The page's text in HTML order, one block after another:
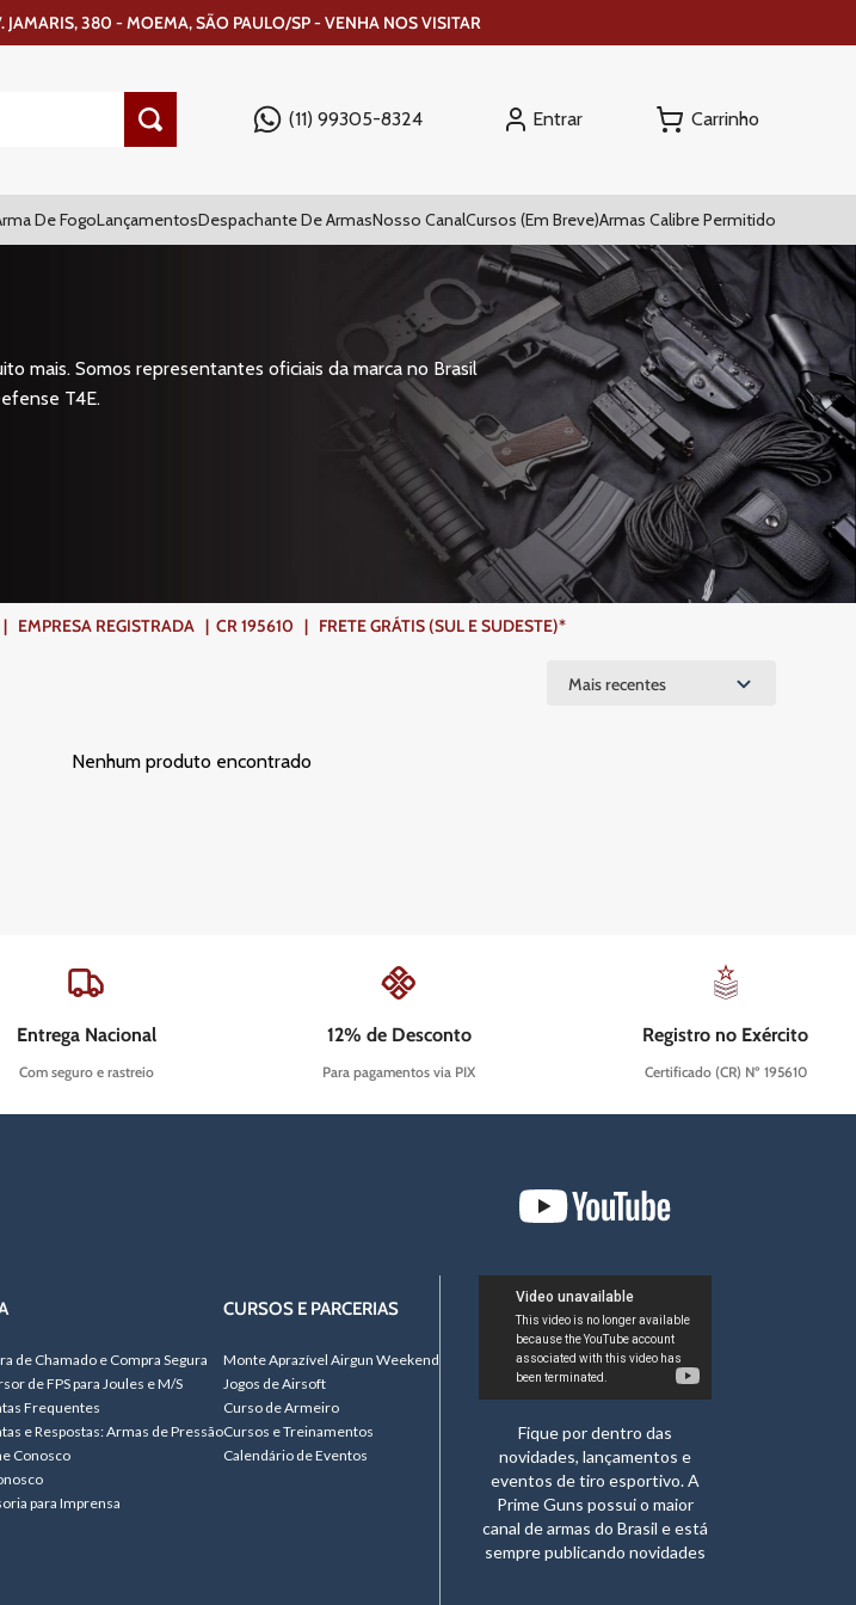
JAMARIS, 380 - MOEMA, SÃO PAULO/SP - VENHA NOS VISITAR
(11) 99305-8324 Entrar
De FogoLançamentosDespachante De ArmasNosso CanalCursos (Em Breve)Armas Calibre Permitido
mais. Somos representantes oficiais da marca no Brasil
T4E.
REGISTRADA | CR 195610 | FRETE GRÁTIS (SUL E SUDESTE)*
Mais recentes
Nenhum produto encontrado
Entrega Nacional
Com seguro e rastreio
12% de Desconto
Para pagamentos via PIX
Registro no Exército
Certificado (CR) Nº 195610
de Chamado e Compra Segura
de FPS para Joules e M/S
Frequentes
e Respostas: Armas de Pressão
Conosco
para Imprensa
CURSOS E PARCERIAS
Monte Aprazível Airgun Weekend
Jogos de Airsoft
Curso de Armeiro
Cursos e Treinamentos
Calendário de Eventos
Fique por dentro das
novidades, lançamentos e
eventos de tiro esportivo. A
Prime Guns possui o maior
canal de armas do Brasil e está
sempre publicando novidades